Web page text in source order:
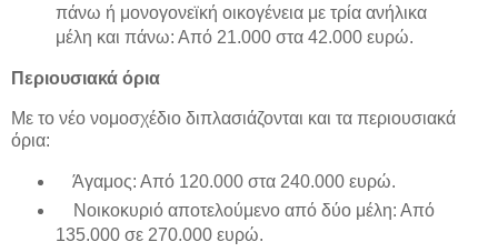
πάνω ή μονογονεϊκή οικογένεια με τρία ανήλικα
μέλη και πάνω: Από 21.000 στα 42.000 ευρώ.
Περιουσιακά όρια
Με το νέο νομοσχέδιο διπλασιάζονται και τα περιουσιακά
όρια:
Άγαμος: Από 120.000 στα 240.000 ευρώ.
Νοικοκυριό αποτελούμενο από δύο μέλη: Από
135.000 σε 270.000 ευρώ.